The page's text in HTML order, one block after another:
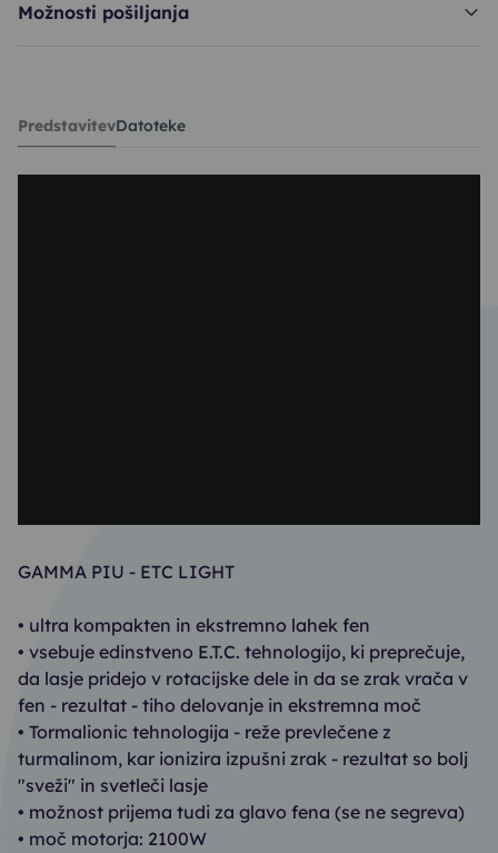
Možnosti pošiljanja
fen GAM E.T.C.Light - fuksija
89,93€
PredstavitevDatoteke
GAMMA PIU - ETC LIGHT
• ultra kompakten in ekstremno lahek fen
• vsebuje edinstveno E.T.C. tehnologijo, ki preprečuje,
da lasje pridejo v rotacijske dele in da se zrak vrača v
fen - rezultat - tiho delovanje in ekstremna moč
• Tormalionic tehnologija - reže prevlečene z
turmalinom, kar ionizira izpušni zrak - rezultat so bolj
"sveži" in svetleči lasje
• možnost prijema tudi za glavo fena (se ne segreva)
• moč motorja: 2100W